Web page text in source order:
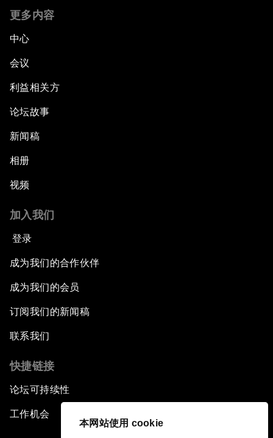
本网站使用 cookie
更多内容
中心
会议
利益相关方
论坛故事
新闻稿
相册
视频
加入我们
登录
成为我们的合作伙伴
成为我们的会员
订阅我们的新闻稿
联系我们
快捷链接
论坛可持续性
工作机会